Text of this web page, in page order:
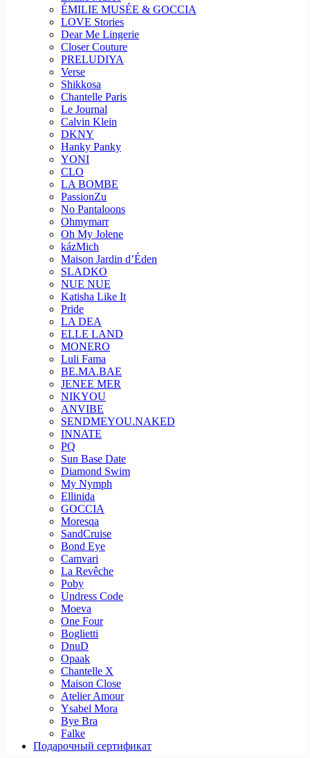
ÉMILIE MUSÉE & GOCCIA
LOVE Stories
Dear Me Lingerie
Closer Couture
PRELUDIYA
Verse
Shikkosa
Chantelle Paris
Le Journal
Calvin Klein
DKNY
Hanky Panky
YONI
CLO
LA BOMBE
PassionZu
No Pantaloons
Ohmymarr
Oh My Jolene
kázMich
Maison Jardin d’Éden
SLADKO
NUE NUE
Katisha Like It
Pride
LA DEA
ELLE LAND
MONERO
Luli Fama
BE.MA.BAE
JENEE MER
NIKYOU
ANVIBE
SENDMEYOU.NAKED
INNATE
PQ
Sun Base Date
Diamond Swim
My Nymph
Ellinida
GOCCIA
Moresqa
SandCruise
Bond Eye
Camvari
La Revêche
Poby
Undress Code
Moeva
One Four
Boglietti
DnuD
Opaak
Chantelle X
Maison Close
Atelier Amour
Ysabel Mora
Bye Bra
Falke
Подарочный сертификат